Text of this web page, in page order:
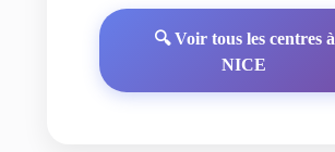
🔍 Voir tous les centres à
NICE